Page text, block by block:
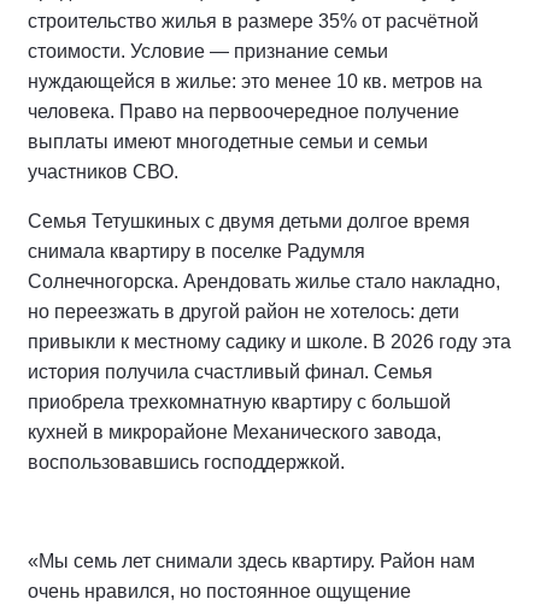
строительство жилья в размере 35% от расчётной
стоимости. Условие — признание семьи
нуждающейся в жилье: это менее 10 кв. метров на
человека. Право на первоочередное получение
выплаты имеют многодетные семьи и семьи
участников СВО.
Семья Тетушкиных с двумя детьми долгое время
снимала квартиру в поселке Радумля
Солнечногорска. Арендовать жилье стало накладно,
но переезжать в другой район не хотелось: дети
привыкли к местному садику и школе. В 2026 году эта
история получила счастливый финал. Семья
приобрела трехкомнатную квартиру с большой
кухней в микрорайоне Механического завода,
воспользовавшись господдержкой.
«Мы семь лет снимали здесь квартиру. Район нам
очень нравился, но постоянное ощущение